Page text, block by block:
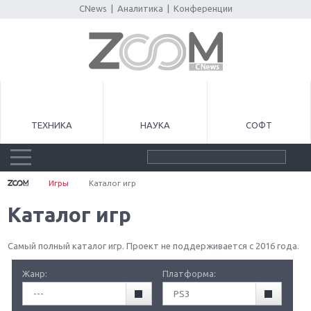
CNews Аналитика Конференции
ТЕХНИКА НАУКА СОФТ
Игры Каталог игр
Каталог игр
Самый полный каталог игр. Проект не поддерживается с 2016 года.
Жанр:
---
Платформа:
PS3